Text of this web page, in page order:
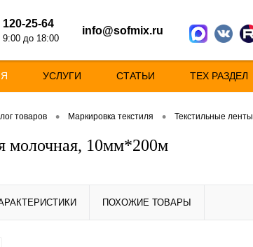
120-25-64
до 18:00
info@sofmix.ru
УСЛУГИ СТАТЬИ ТЕХ РАЗДЕЛ
товаров • Маркировка текстиля • Текстильные ленты
молочная, 10мм*200м
ПОХОЖИЕ ТОВАРЫ